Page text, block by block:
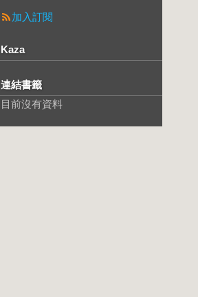
加入訂閱
Kaza
連結書籤
目前沒有資料